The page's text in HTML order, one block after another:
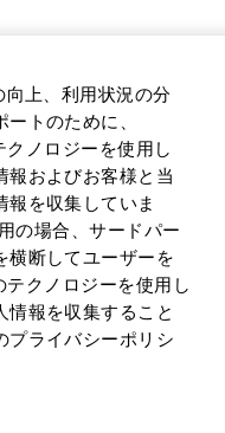
向上、利用状況の分
トのために、
クノロジーを使用し
報およびお客様と当
報を収集していま
の場合、サードパー
横断してユーザーを
テクノロジーを使用し
情報を収集すること
プライバシーポリシ